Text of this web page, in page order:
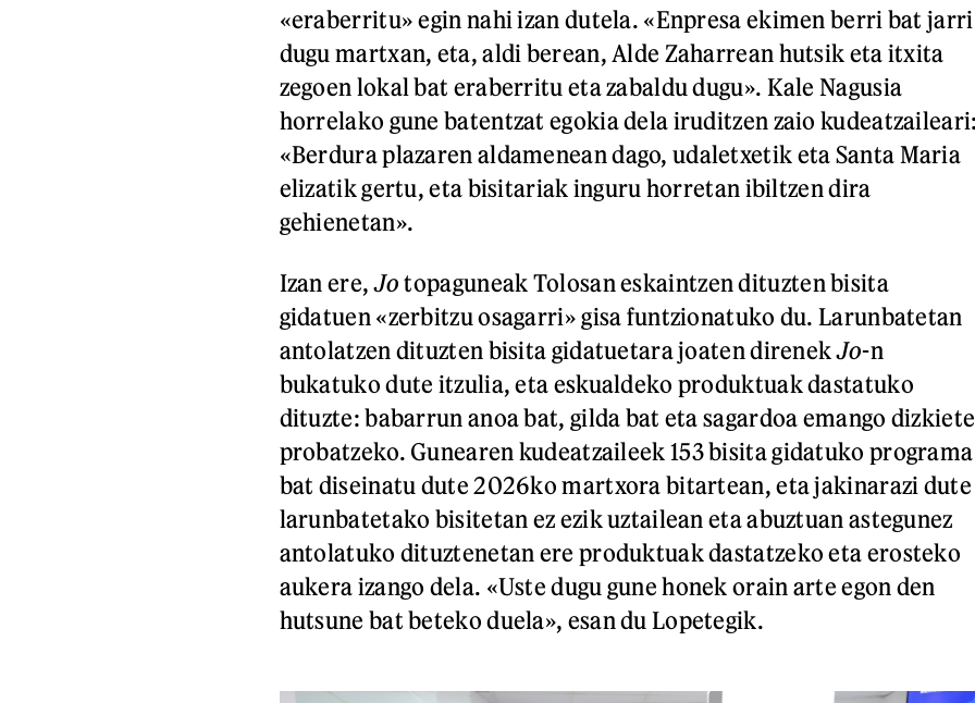
«eraberritu» egin nahi izan dutela. «Enpresa ekimen berri bat jarri
dugu martxan, eta, aldi berean, Alde Zaharrean hutsik eta itxita
zegoen lokal bat eraberritu eta zabaldu dugu». Kale Nagusia
horrelako gune batentzat egokia dela iruditzen zaio
«Berdura plazaren aldamenean dago, udaletxetik eta Santa Maria
elizatik gertu, eta bisitariak inguru horretan ibiltzen dira
gehienetan».
Izan ere,Jo topaguneak Tolosan eskaintzen dituzten bisita
gidatuen «zerbitzu osagarri» gisa funtzionatuko du. Larunbatetan
antolatzen dituzten bisita gidatuetara joaten direnekJo-n
bukatuko dute itzulia, eta eskualdeko produktuak dastatuko
dituzte: babarrun anoa bat, gilda bat eta sagardoa emango dizkiete
probatzeko. Gunearen kudeatzaileek 153 bisita gidatuko programa
bat diseinatu dute 2026ko martxora bitartean, eta jakinarazi dute
larunbatetako bisitetan ez ezik uztailean eta abuztuan astegunez
antolatuko dituztenetan ere produktuak dastatzeko eta erosteko
aukera izango dela. «Uste dugu gune honek orain arte egon den
hutsune bat beteko duela», esan du Lopetegik.